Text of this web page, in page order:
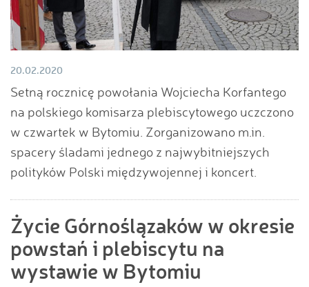
20.02.2020
Setną rocznicę powołania Wojciecha Korfantego
na polskiego komisarza plebiscytowego uczczono
w czwartek w Bytomiu. Zorganizowano m.in.
spacery śladami jednego z najwybitniejszych
polityków Polski międzywojennej i koncert.
Życie Górnoślązaków w okresie
powstań i plebiscytu na
wystawie w Bytomiu